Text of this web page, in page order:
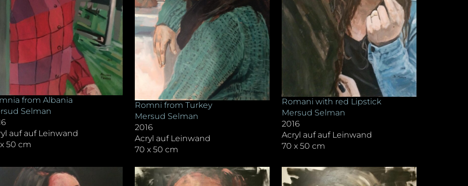
from Albania
Selman
auf auf Leinwand
50 cm
Romni from Turkey
Mersud Selman
2016
Acryl auf Leinwand
70 x 50 cm
Romani with red Lipstick
Mersud Selman
2016
Acryl auf auf Leinwand
70 x 50 cm